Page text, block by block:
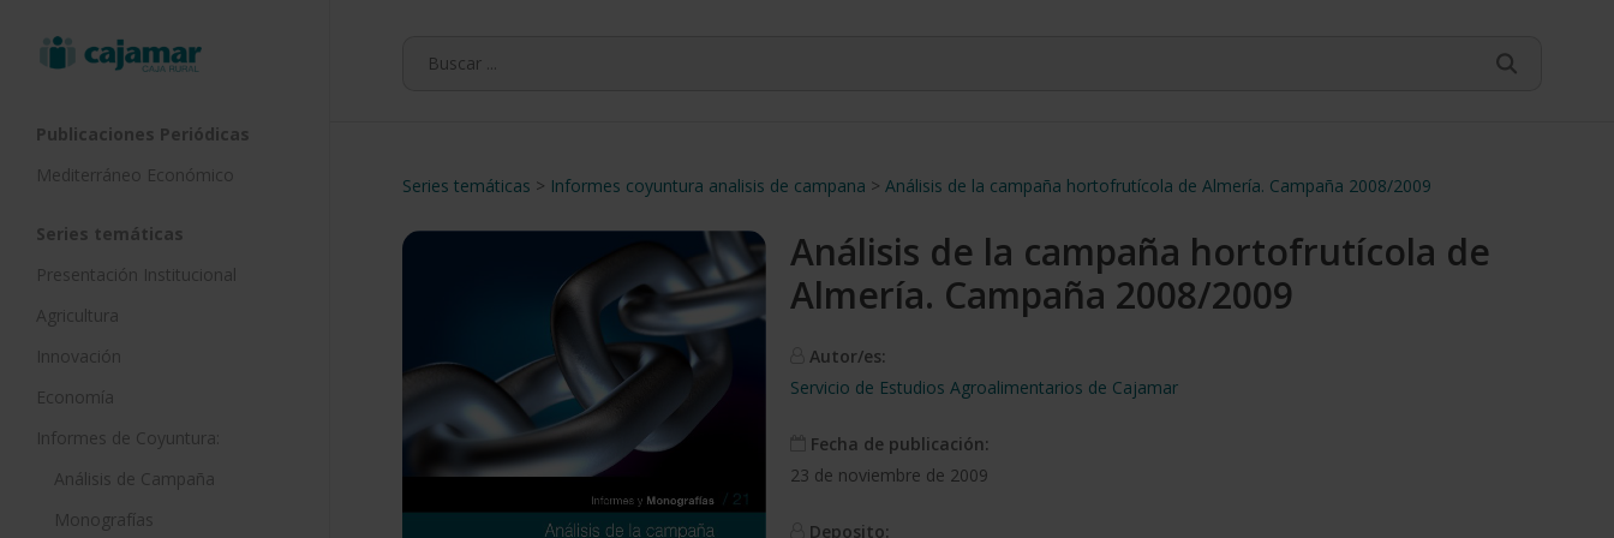
Publicaciones Periódicas
Mediterráneo Económico
Series temáticas
Presentación Institucional
Agricultura
Innovación
Economía
Informes de Coyuntura:
Análisis de Campaña
Monografías
Series temáticas > Informes coyuntura analisis de campana > Análisis de la campaña hortofrutícola de Almería. Campaña 2008/2009
Análisis de la campaña hortofrutícola de
Almería. Campaña 2008/2009
Autor/es:
Servicio de Estudios Agroalimentarios de Cajamar
Fecha de publicación:
23 de noviembre de 2009
Deposito: